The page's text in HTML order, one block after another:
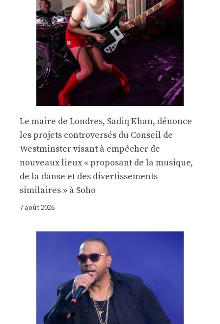
Le maire de Londres, Sadiq Khan, dénonce
les projets controversés du Conseil de
Westminster visant à empêcher de
nouveaux lieux « proposant de la musique,
de la danse et des divertissements
similaires » à Soho
7 août 2026